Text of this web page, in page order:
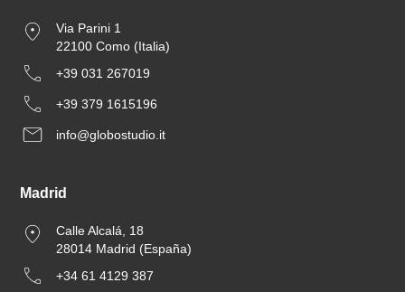
Via Parini 1
22100 Como (Italia)
+39 031 267019
+39 379 1615196
info@globostudio.it
Madrid
Calle Alcalá, 18
28014 Madrid (España)
+34 61 4129 387